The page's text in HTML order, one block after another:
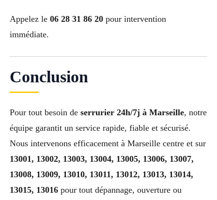
Appelez le 06 28 31 86 20 pour intervention
immédiate.
Conclusion
Pour tout besoin de serrurier 24h/7j à Marseille, notre
équipe garantit un service rapide, fiable et sécurisé.
Nous intervenons efficacement à Marseille centre et sur
13001, 13002, 13003, 13004, 13005, 13006, 13007,
13008, 13009, 13010, 13011, 13012, 13013, 13014,
13015, 13016 pour tout dépannage, ouverture ou